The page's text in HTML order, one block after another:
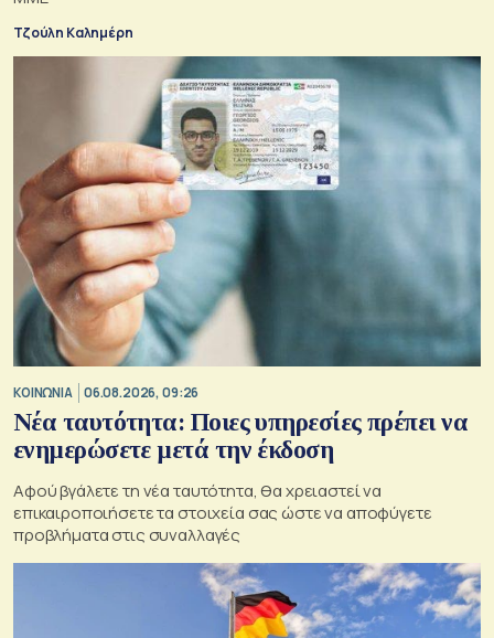
Τζούλη Καλημέρη
ΚΟΙΝΩΝΙΑ 06.08.2026, 09:26
Νέα ταυτότητα: Ποιες υπηρεσίες πρέπει να
ενημερώσετε μετά την έκδοση
Αφού βγάλετε τη νέα ταυτότητα, θα χρειαστεί να
επικαιροποιήσετε τα στοιχεία σας ώστε να αποφύγετε
προβλήματα στις συναλλαγές